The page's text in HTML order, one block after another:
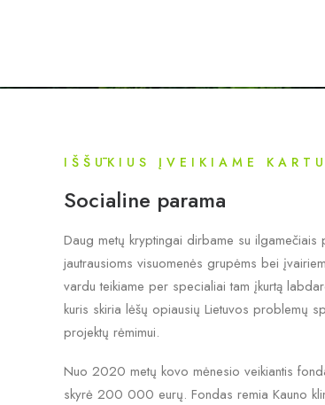
IŠŠŪKIUS ĮVEIKIAME KARTU
Socialine parama
Daug metų kryptingai dirbame su
jautrausioms visuomenės grupėms bei
vardu teikiame per specialiai tam įkurtą
kuris skiria lėšų opiausių Lietuvos problemų
projektų rėmimui.
Nuo 2020 metų kovo mėnesio veikiantis
skyrė 200 000 eurų. Fondas remia Kauno